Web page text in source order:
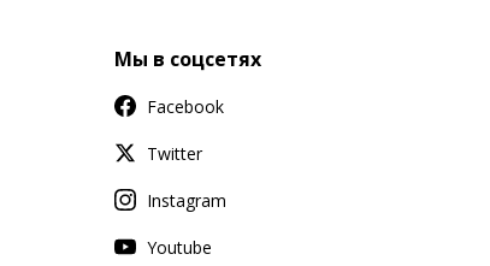
Мы в соцсетях
Facebook
Twitter
Instagram
Youtube